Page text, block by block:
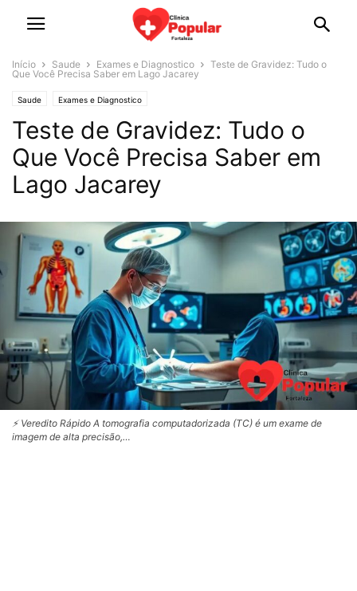
Início Saude Exames e Diagnostico
Teste de Gravidez: Tudo o
Que Você Precisa Saber em Lago Jacarey
Saude Exames e Diagnostico
Teste de Gravidez: Tudo o
Que Você Precisa Saber em
Lago Jacarey
⚡ Veredito Rápido A tomografia computadorizada (TC) é um exame de
imagem de alta precisão,…